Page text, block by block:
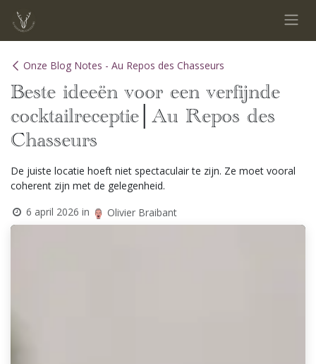
Onze Blog Notes - Au Repos des Chasseurs
Beste ideeën voor een verfijnde
cocktailreceptie│Au Repos des
Chasseurs
De juiste locatie hoeft niet spectaculair te zijn. Ze moet vooral
coherent zijn met de gelegenheid.
6 april 2026 in Olivier Braibant